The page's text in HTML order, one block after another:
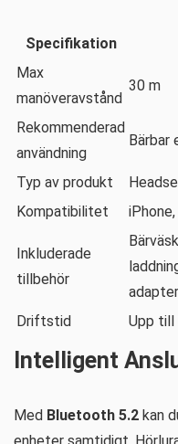
Specifikation
Max
manöveravstånd
30 m
Rekommenderad
användning
Bärbar
Typ av produkt
Kompatibilitet
Inkluderade
tillbehör
adapter
Driftstid
Upp till
Intelligent
Med Bluetooth 5.2 kan